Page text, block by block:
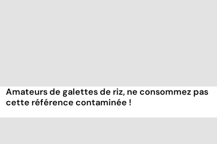
Amateurs de galettes de riz, ne consommez pas
cette référence contaminée !